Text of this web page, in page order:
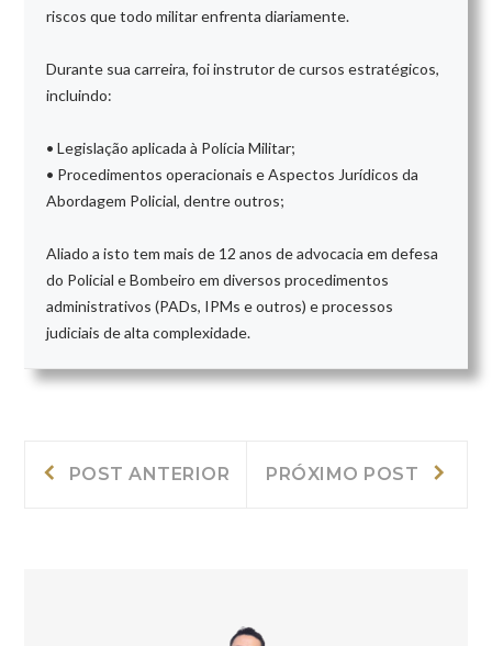
riscos que todo militar enfrenta diariamente.
Durante sua carreira, foi instrutor de cursos estratégicos,
incluindo:
• Legislação aplicada à Polícia Militar;
• Procedimentos operacionais e Aspectos Jurídicos da
Abordagem Policial, dentre outros;
Aliado a isto tem mais de 12 anos de advocacia em defesa
do Policial e Bombeiro em diversos procedimentos
administrativos (PADs, IPMs e outros) e processos
judiciais de alta complexidade.
Navegação
POST ANTERIOR
Anterior:
PRÓXIMO POST